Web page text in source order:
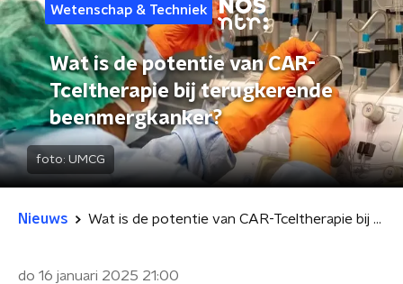
Wetenschap & Techniek
Wat is de potentie van CAR-
Tceltherapie bij terugkerende
beenmergkanker?
foto: UMCG
Nieuws Wat is de potentie van CAR-Tceltherapie bij terugkerende beenmergkanker?
do 16 januari 2025 21:00